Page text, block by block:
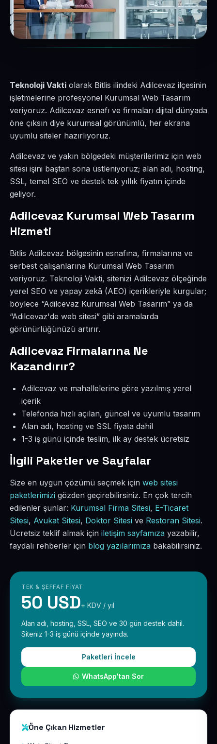
Teknoloji Vakti olarak Bitlis ilindeki Adilcevaz ilçesinin
işletmelerine profesyonel Kurumsal Web Tasarım
veriyoruz. Adilcevaz esnafı ve firmaları dijital dünyada
öne çıksın diye kurumsal görünümlü, her ekrana
uyumlu siteler hazırlıyoruz.
Adilcevaz ve yakın bölgedeki müşterilerimiz için web
sitesi işini baştan sona üstleniyoruz; alan adı, hosting,
SSL, temel SEO ve destek tek yıllık fiyatın içinde
geliyor.
Adilcevaz Kurumsal Web Tasarım
Hizmeti
Bitlis Adilcevaz bölgesinin esnafına, firmalarına ve
serbest çalışanlarına Kurumsal Web Tasarım
veriyoruz. Teknoloji Vakti, sitenizi Adilcevaz ölçeğinde
yerel SEO ve yapay zekâ (AEO) içerikleriyle kurgular;
böylece “Adilcevaz Kurumsal Web Tasarım” ya da
“Adilcevaz'de web sitesi” gibi aramalarda
görünürlüğünüzü artırır.
Adilcevaz Firmalarına Ne
Kazandırır?
Adilcevaz ve mahallelerine göre yazılmış yerel
içerik
Telefonda hızlı açılan, güncel ve uyumlu tasarım
Alan adı, hosting ve SSL fiyata dahil
1-3 iş günü içinde teslim, ilk ay destek ücretsiz
İlgili Paketler ve Sayfalar
Size en uygun çözümü seçmek için web sitesi
paketlerimizi gözden geçirebilirsiniz. En çok tercih
edilenler şunlar: Kurumsal Firma Sitesi, E-Ticaret
Sitesi, Avukat Sitesi, Doktor Sitesi ve Restoran Sitesi.
Ücretsiz teklif almak için iletişim sayfamıza yazabilir,
faydalı rehberler için blog yazılarımıza bakabilirsiniz.
TEK & ŞEFFAF FIYAT
50 USD+ KDV / yıl
Alan adı, hosting, SSL, SEO ve 30 gün destek dahil.
Siteniz 1-3 iş günü içinde yayında.
Paketleri İncele
WhatsApp'tan Sor
Öne Çıkan Hizmetler